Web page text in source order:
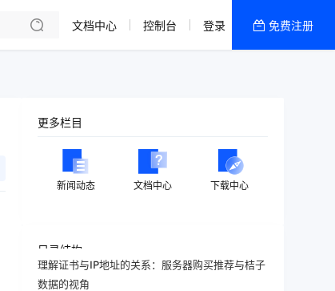
香港精品CN2云
文档中心 控制台 登录 免费注册
更多栏目
新闻动态 文档中心 下载中心
目录结构
理解证书与IP地址的关系：服务器购买推荐与桔子
数据的视角